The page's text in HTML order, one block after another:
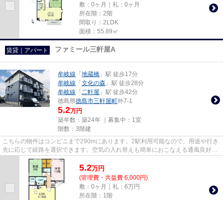
敷：0ヶ月｜礼：0ヶ月
所在階：2階
間取り：2LDK
面積：55.89㎡
賃貸｜アパート ファミール三軒屋A
牟岐線 「 地蔵橋 」駅 徒歩17分
牟岐線 「 文化の森 」駅 徒歩28分
牟岐線 「 二軒屋 」駅 徒歩42分
徳島県徳島市三軒屋町外7-1
5.2万円
築年数：築24年 ｜募集中： 1室
階数：3階建
こちらの物件はコンビニまで290mにあります。2駅利用可能なので、用途や行き
先に応じて経路を選択できます。空気の入れ替えも簡単におこなえる通風良好の
アパートです。インターネット...
5.2万円
(管理費・共益費 6,000円)
敷：0ヶ月｜礼：6万円
所在階：1階